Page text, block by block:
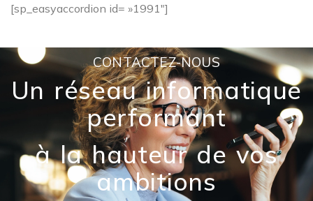
[sp_easyaccordion id= »1991″]
CONTACTEZ-NOUS
Un réseau informatique
performant
à la hauteur de vos
ambitions